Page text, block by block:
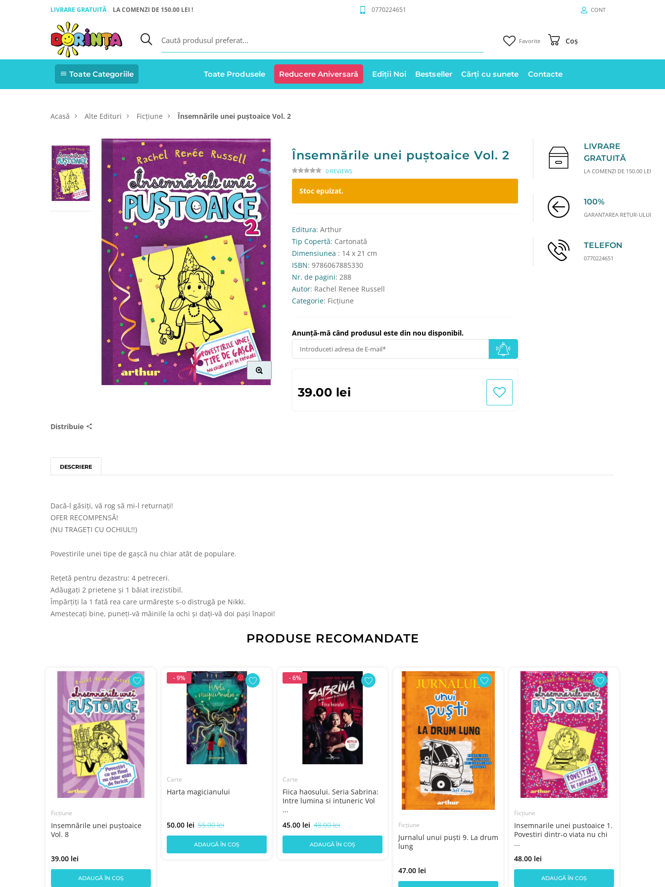
LIVRARE GRATUITĂ LA COMENZI DE 150.00 LEI ! 0770224651 CONT
Favorite Coș
Toate Categoriile Toate Produsele Reducere Aniversară Ediții Noi Bestseller Cărți cu sunete Contacte
Acasă Alte Edituri Ficțiune Însemnările unei puştoaice Vol. 2
Însemnările unei puştoaice Vol. 2
0 REVIEWS
Stoc epuizat.
Editura: Arthur
Tip Copertă: Cartonată
Dimensiunea : 14 x 21 cm
ISBN: 9786067885330
Nr. de pagini: 288
Autor: Rachel Renee Russell
Categorie: Ficțiune
Anunță-mă când produsul este din nou disponibil.
39.00 lei
LIVRARE
GRATUITĂ
LA COMENZI DE 150.00 LEI
100%
GARANTAREA RETUR-ULUI
TELEFON
0770224651
Distribuie
DESCRIERE
Dacă-l găsiţi, vă rog să mi-l returnaţi!
OFER RECOMPENSĂ!
(NU TRAGEŢI CU OCHIUL!!)
Povestirile unei tipe de gaşcă nu chiar atât de populare.
Reţetă pentru dezastru: 4 petreceri.
Adăugaţi 2 prietene şi 1 băiat irezistibil.
Împărţiţi la 1 fată rea care urmăreşte s-o distrugă pe Nikki.
Amestecaţi bine, puneţi-vă mâinile la ochi şi daţi-vă doi paşi înapoi!
PRODUSE RECOMANDATE
Ficțiune
Insemnările unei puștoaice
Vol. 8
39.00 lei
ADAUGĂ ÎN COȘ
- 9%
Carte
Harta magicianului
50.00 lei 55.00 lei
ADAUGĂ ÎN COȘ
- 6%
Carte
Fiica haosului. Seria Sabrina:
Intre lumina si intuneric Vol
...
45.00 lei 48.00 lei
ADAUGĂ ÎN COȘ
Ficțiune
Jurnalul unui puști 9. La drum
lung
47.00 lei
Ficțiune
Insemnarile unei pustoaice 1.
Povestiri dintr-o viata nu chi
...
48.00 lei
ADAUGĂ ÎN COȘ